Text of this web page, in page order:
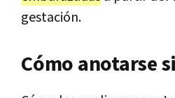
gestación.
Cómo anotarse